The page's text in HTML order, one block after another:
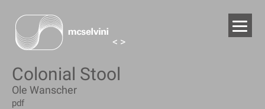
< >
Colonial Stool
Ole Wanscher
pdf